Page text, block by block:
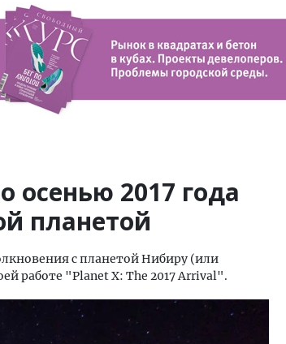
осенью 2017 года
планетой
с планетой Нибиру (или
работе "Planet X: The 2017 Arrival".